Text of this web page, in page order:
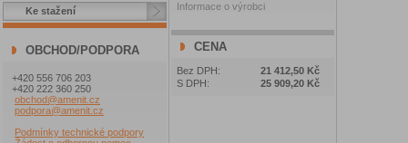
Ke stažení
OBCHOD/PODPORA
+420 556 706 203
+420 222 360 250
obchod@amenit.cz
podpora@amenit.cz
Podmínky technické podpory
Informace o výrobci
CENA
Bez DPH:
21 412,50 Kč
S DPH:
25 909,20 Kč